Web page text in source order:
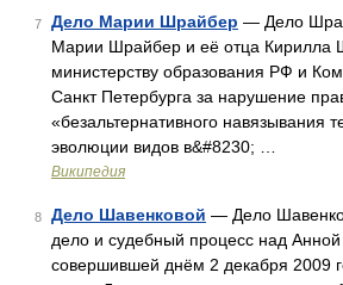
7 Дело Марии Шрайбер — Дело
Марии Шрайбер и её отца Кирилла
министерству образования РФ и
Санкт Петербурга за нарушение
«безальтернативного навязывания
эволюции видов в&#8230; …
Википедия
8 Дело Шавенковой — Дело
дело и судебный процесс над Анной
совершившей днём 2 декабря 2009